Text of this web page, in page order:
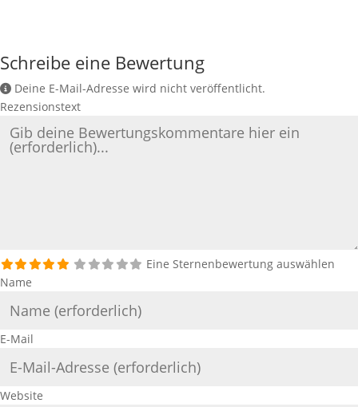
Schreibe eine Bewertung
Deine E-Mail-Adresse wird nicht veröffentlicht.
Rezensionstext
Eine Sternenbewertung auswählen
Name
E-Mail
Website